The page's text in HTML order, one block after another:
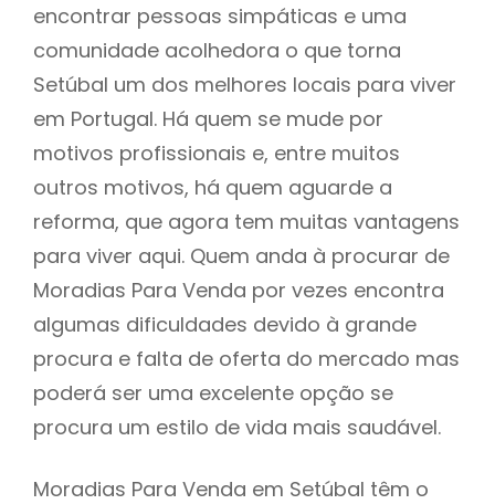
encontrar pessoas simpáticas e uma
comunidade acolhedora o que torna
Setúbal um dos melhores locais para viver
em Portugal. Há quem se mude por
motivos profissionais e, entre muitos
outros motivos, há quem aguarde a
reforma, que agora tem muitas vantagens
para viver aqui. Quem anda à procurar de
Moradias Para Venda por vezes encontra
algumas dificuldades devido à grande
procura e falta de oferta do mercado mas
poderá ser uma excelente opção se
procura um estilo de vida mais saudável.
Moradias Para Venda em Setúbal têm o